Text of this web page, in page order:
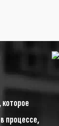
процессе,